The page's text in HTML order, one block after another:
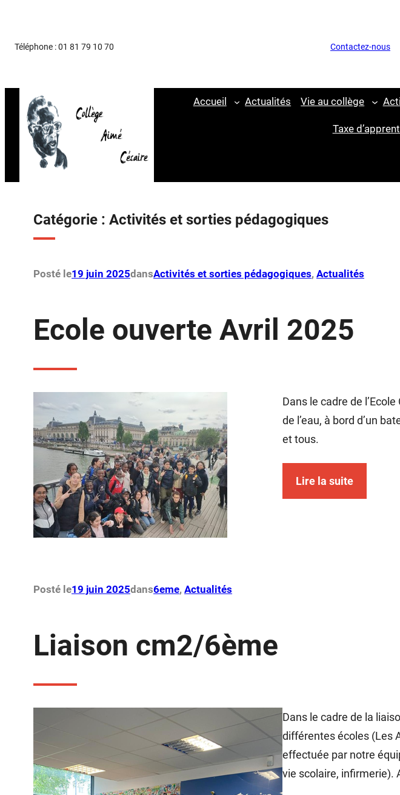
contenu
Téléphone : 01 81 79 10 70 Contactez-nous
Accueil Actualités Vie au collège
Taxe
Catégorie :Activités et sorties pédagogiques
Posté le19 juin 2025dansActivités et sorties pédagogiques, Actualités
Ecole ouverte Avril 2025
Dans le cadre de
de l’eau, à bord d’un
et tous.
Lire la suite
Posté le19 juin 2025dans6eme, Actualités
Liaison cm2/6ème
Dans le cadre de la
différentes écoles (Les
effectuée par notre
vie scolaire, infirmerie).